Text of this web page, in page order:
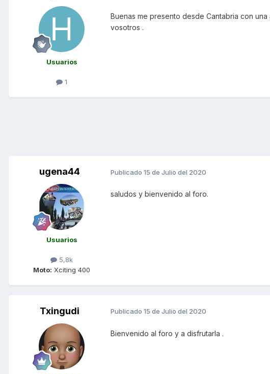
Usuarios
1
Buenas me presento desde Cantabria con
vosotros .
ugena44
Usuarios
5,8k
Moto: Xciting 400
Publicado 15 de Julio del 2020
saludos y bienvenido al foro.
Txingudi Publicado 15 de Julio del 2020
Bienvenido al foro y a disfrutarla .